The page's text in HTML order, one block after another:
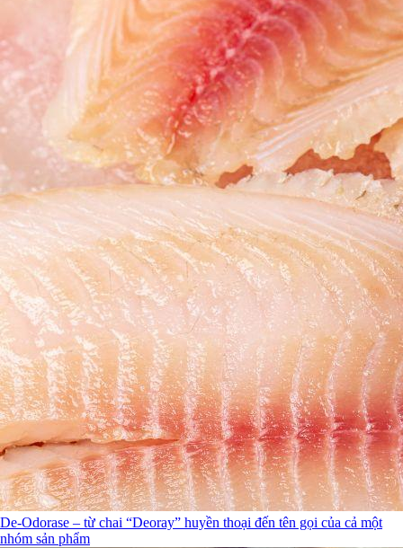
De-Odorase – từ chai “Deoray” huyền thoại đến tên gọi của cả một
nhóm sản phẩm